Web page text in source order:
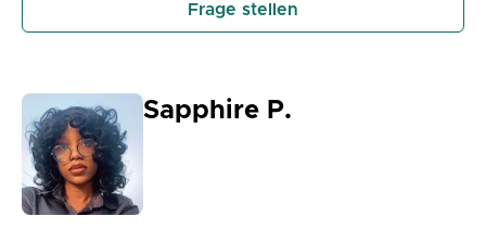
Frage stellen
Sapphire P.